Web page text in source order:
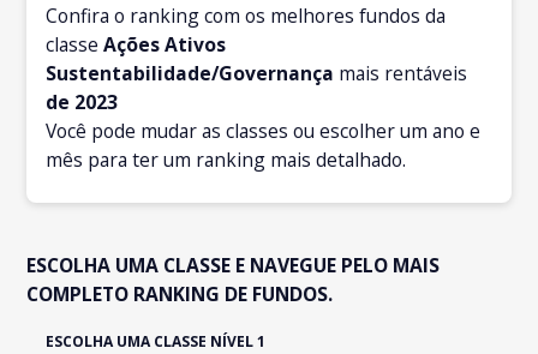
Confira o ranking com os melhores fundos da
classeAções Ativos
Sustentabilidade/Governança mais rentáveis
de 2023
Você pode mudar as classes ou escolher um ano e
mês para ter um ranking mais detalhado.
ESCOLHA UMA CLASSE E NAVEGUE PELO MAIS
COMPLETO RANKING DE FUNDOS.
ESCOLHA UMA CLASSE NÍVEL 1